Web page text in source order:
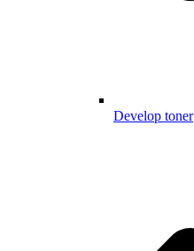
Develop toner